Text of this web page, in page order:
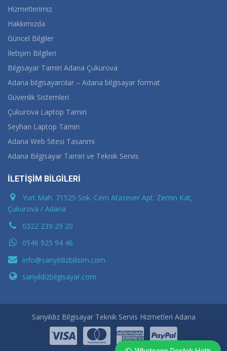
Hizmetlerimiz
Hakkımızda
Güncel Bilgiler
İletişim Bilgileri
Bilgisayar Tamiri Adana Çukurova
Adana bilgisayarcılar – Adana bilgisayar format
Güvenlik Sistemleri
Çukurova Laptop Tamiri
Seyhan Laptop Tamiri
Adana Web Sitesi Tasarımı
Adana Bilgisayar Tamiri ve Teknik Servis
İLETİŞİM BİLGİLERİ
Yurt Mah. 71525 Sok. Cem Atasever Apt. Zemin Kat,
Çukurova / Adana
0322 239 29 20
0546 925 94 46
info@sariyildizbilisim.com
sariyildizbilgisayar.com
Sarıyıldız Bilgisayar Teknik Servis Hizmetleri Adana